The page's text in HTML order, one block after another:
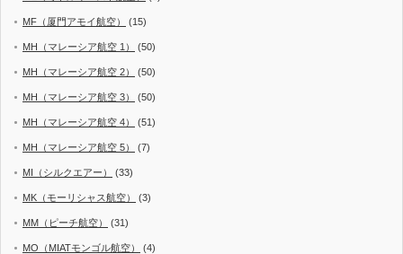
MF（厦門アモイ航空） (15)
MH（マレーシア航空 1） (50)
MH（マレーシア航空 2） (50)
MH（マレーシア航空 3） (50)
MH（マレーシア航空 4） (51)
MH（マレーシア航空 5） (7)
MI（シルクエアー） (33)
MK（モーリシャス航空） (3)
MM（ピーチ航空） (31)
MO（MIATモンゴル航空） (4)